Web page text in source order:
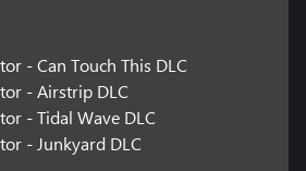
- Can Touch This DLC
- Airstrip DLC
- Tidal Wave DLC
- Junkyard DLC